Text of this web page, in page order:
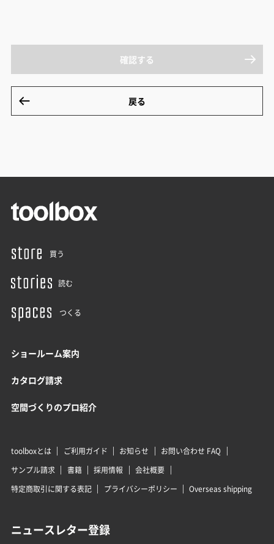
戻る
確認する
買う
読む
つくる
ショールーム案内
カタログ請求
空間づくりのプロ紹介
toolboxとは ご利用ガイド お知らせ
お問い合わせ FAQ
サンプル請求
書籍 採用情報
会社概要
特定商取引に関する表記
プライバシーポリシー Overseas shipping